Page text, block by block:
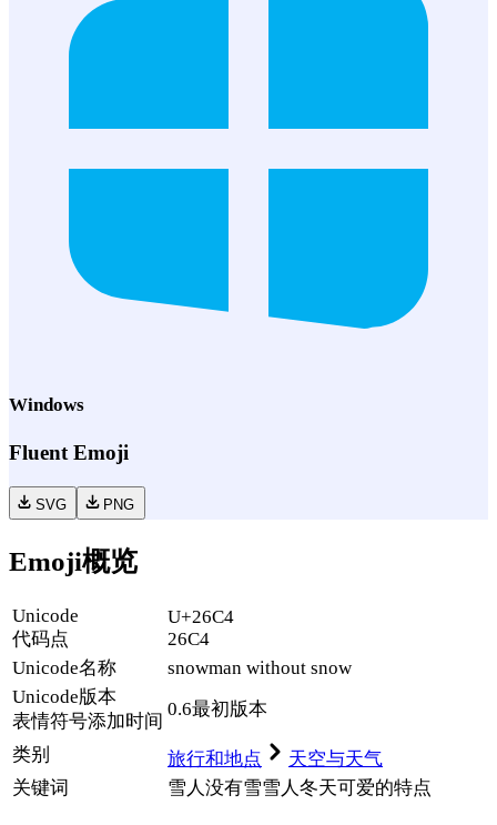
Windows
Fluent Emoji
SVG PNG
Emoji概览
Unicode
代码点
U+26C4
26C4
Unicode名称
snowman without snow
Unicode版本
表情符号添加时间
0.6最初版本
类别 旅行和地点
天空与天气
关键词
雪人没有雪雪人冬天可爱的特点